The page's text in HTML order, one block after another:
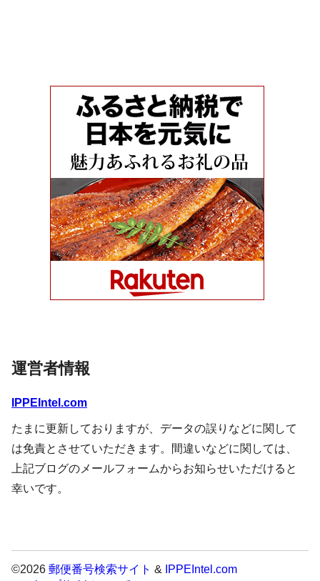
運営者情報
IPPEIntel.com
たまに更新しておりますが、データの誤りなどに関して
は免責とさせていただきます。間違いなどに関しては、
上記ブログのメールフォームからお知らせいただけると
幸いです。
©2026 郵便番号検索サイト & IPPEIntel.com